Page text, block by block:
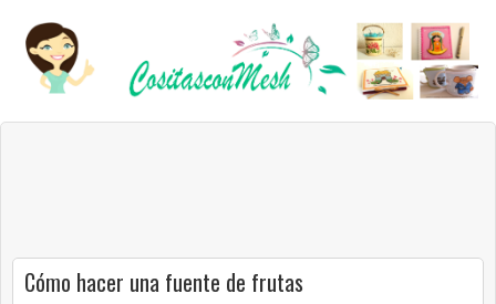
Cómo hacer una fuente de frutas